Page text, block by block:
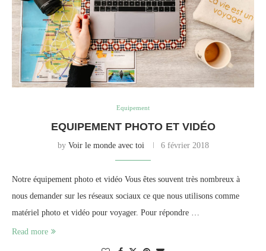
Equipement
EQUIPEMENT PHOTO ET VIDÉO
by Voir le monde avec toi 6 février 2018
Notre équipement photo et vidéo Vous êtes souvent très nombreux à
nous demander sur les réseaux sociaux ce que nous utilisons comme
matériel photo et vidéo pour voyager. Pour répondre …
Read more